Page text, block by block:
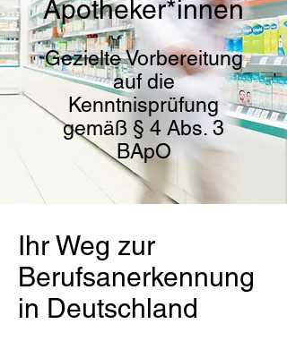
Apotheker*innen
Gezielte Vorbereitung
auf die
Kenntnisprüfung
gemäß § 4 Abs. 3
BApO
Ihr Weg zur
Berufsanerkennung
in Deutschland